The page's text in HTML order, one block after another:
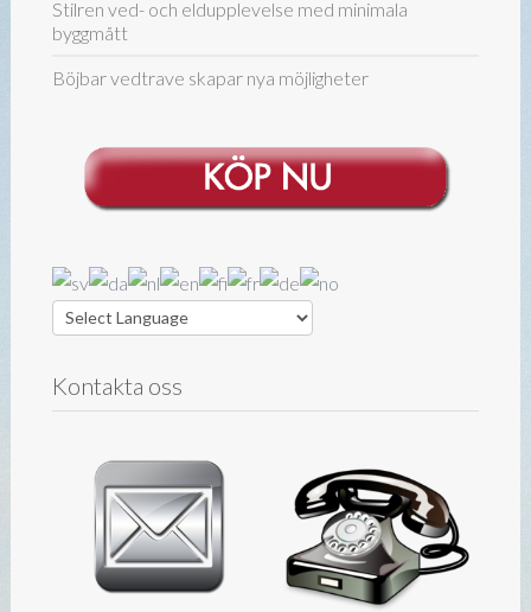
Stilren ved- och eldupplevelse med minimala
byggmått
Böjbar vedtrave skapar nya möjligheter
Kontakta oss